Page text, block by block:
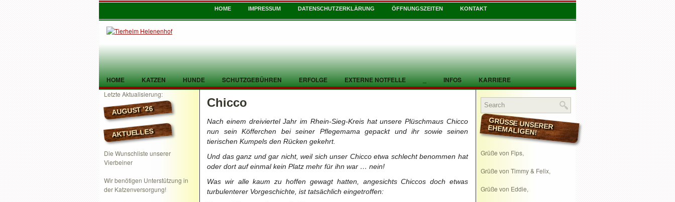
HOME IMPRESSUM DATENSCHUTZERKLÄRUNG ÖFFNUNGSZEITEN KONTAKT
HOME KATZEN HUNDE SCHUTZGEBÜHREN ERFOLGE EXTERNE NOTFELLE _ INFOS KARRIERE
TIER GEFUNDEN KONTAKT
Letzte Aktualisierung:
AUGUST ’26
AKTUELLES
Die Wunschliste unserer
Vierbeiner
Wir benötigen Unterstützung in
der Katzenversorgung!
Chicco
Nach einem dreiviertel Jahr im Rhein-Sieg-Kreis hat unsere Plüschmaus Chicco
nun sein Köfferchen bei seiner Pflegemama gepackt und ihr sowie seinen
tierischen Kumpels den Rücken gekehrt.
Und das ganz und gar nicht, weil sich unser Chicco etwa schlecht benommen hat
oder dort auf einmal kein Platz mehr für ihn war … nein!
Was wir alle kaum zu hoffen gewagt hatten, angesichts Chiccos doch etwas
turbulenterer Vorgeschichte, ist tatsächlich eingetroffen:
GRÜSSE UNSERER EHEMALIGEN!
Grüße von Fips,
Grüße von Timmy & Felix,
Grüße von Eddie,